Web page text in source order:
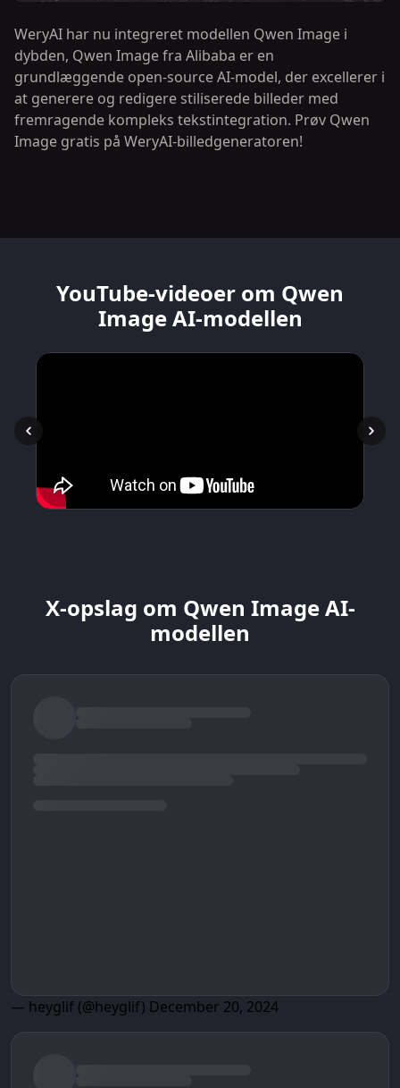
WeryAI har nu integreret modellen Qwen Image i
dybden, Qwen Image fra Alibaba er en
grundlæggende open-source AI-model, der excellerer i
at generere og redigere stiliserede billeder med
fremragende kompleks tekstintegration. Prøv Qwen
Image gratis på WeryAI-billedgeneratoren!
YouTube-videoer om Qwen
Image AI-modellen
X-opslag om Qwen Image AI-
modellen
— heyglif (@heyglif) December 20, 2024